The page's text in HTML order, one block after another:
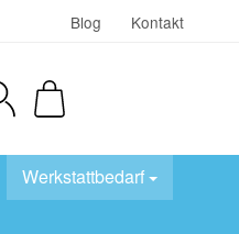
Blog Kontakt
Werkstattbedarf